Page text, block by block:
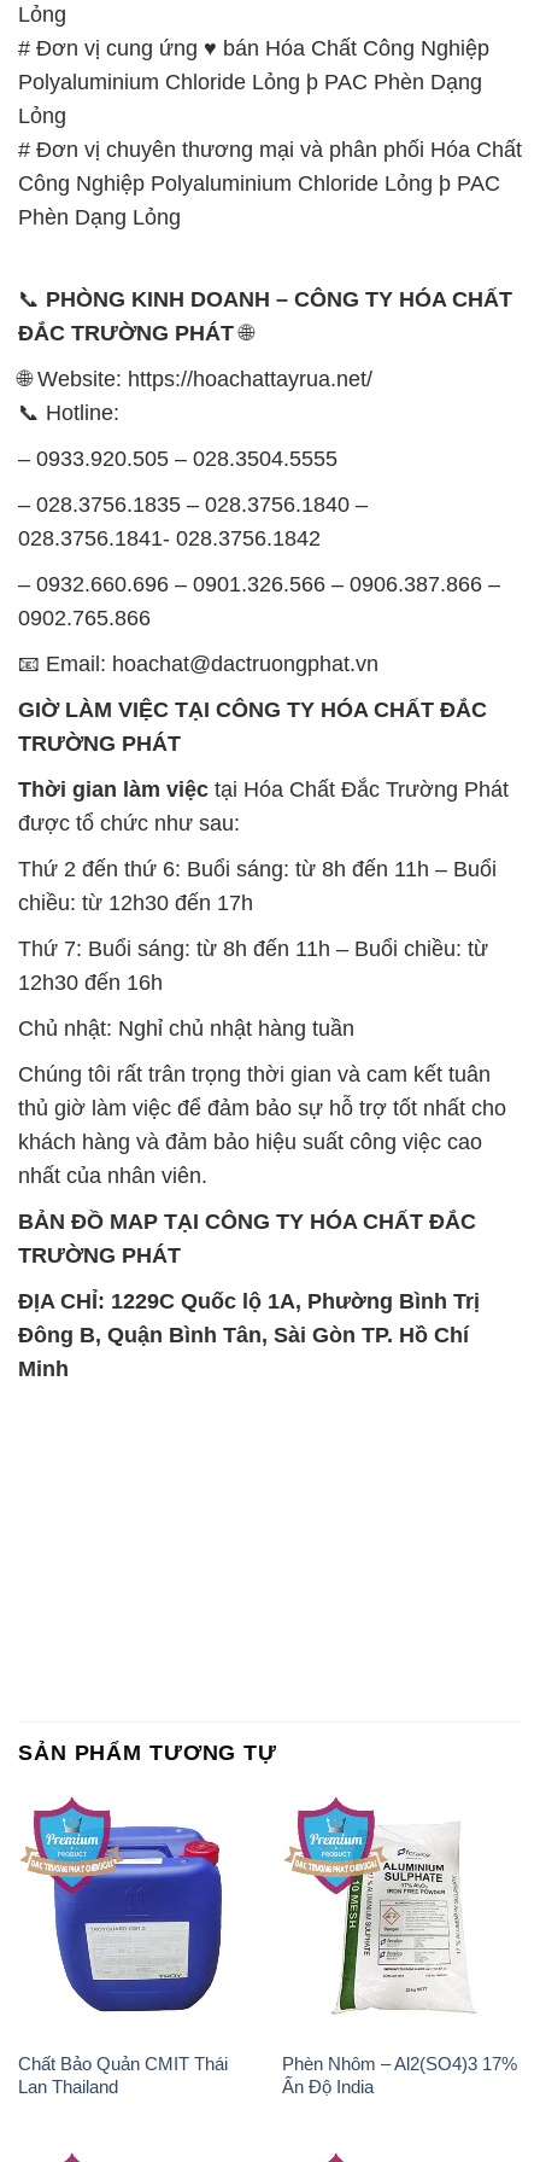
Lỏng
# Đơn vị cung ứng ♥ bán Hóa Chất Công Nghiệp
Polyaluminium Chloride Lỏng þ PAC Phèn Dạng
Lỏng
# Đơn vị chuyên thương mại và phân phối Hóa Chất
Công Nghiệp Polyaluminium Chloride Lỏng þ PAC
Phèn Dạng Lỏng
📞 PHÒNG KINH DOANH – CÔNG TY HÓA CHẤT
ĐẮC TRƯỜNG PHÁT🌐
🌐 Website: https://hoachattayrua.net/
📞 Hotline:
– 0933.920.505 – 028.3504.5555
– 028.3756.1835 – 028.3756.1840 –
028.3756.1841- 028.3756.1842
– 0932.660.696 – 0901.326.566 – 0906.387.866 –
0902.765.866
📧 Email: hoachat@dactruongphat.vn
GIỜ LÀM VIỆC TẠI CÔNG TY HÓA CHẤT ĐẮC
TRƯỜNG PHÁT
Thời gian làm việc tại Hóa Chất Đắc Trường Phát
được tổ chức như sau:
Thứ 2 đến thứ 6: Buổi sáng: từ 8h đến 11h – Buổi
chiều: từ 12h30 đến 17h
Thứ 7: Buổi sáng: từ 8h đến 11h – Buổi chiều: từ
12h30 đến 16h
Chủ nhật: Nghỉ chủ nhật hàng tuần
Chúng tôi rất trân trọng thời gian và cam kết tuân
thủ giờ làm việc để đảm bảo sự hỗ trợ tốt nhất cho
khách hàng và đảm bảo hiệu suất công việc cao
nhất của nhân viên.
BẢN ĐỒ MAP TẠI CÔNG TY HÓA CHẤT ĐẮC
TRƯỜNG PHÁT
ĐỊA CHỈ: 1229C Quốc lộ 1A, Phường Bình Trị
Đông B, Quận Bình Tân, Sài Gòn TP. Hồ Chí
Minh
SẢN PHẨM TƯƠNG TỰ
Chất Bảo Quản CMIT Thái
Lan Thailand
Phèn Nhôm – Al2(SO4)3 17%
Ấn Độ India